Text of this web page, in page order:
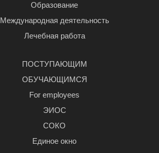
Образование
Международная деятельность
Лечебная работа
ПОСТУПАЮЩИМ
ОБУЧАЮЩИМСЯ
For employees
ЭИОС
СОКО
Единое окно